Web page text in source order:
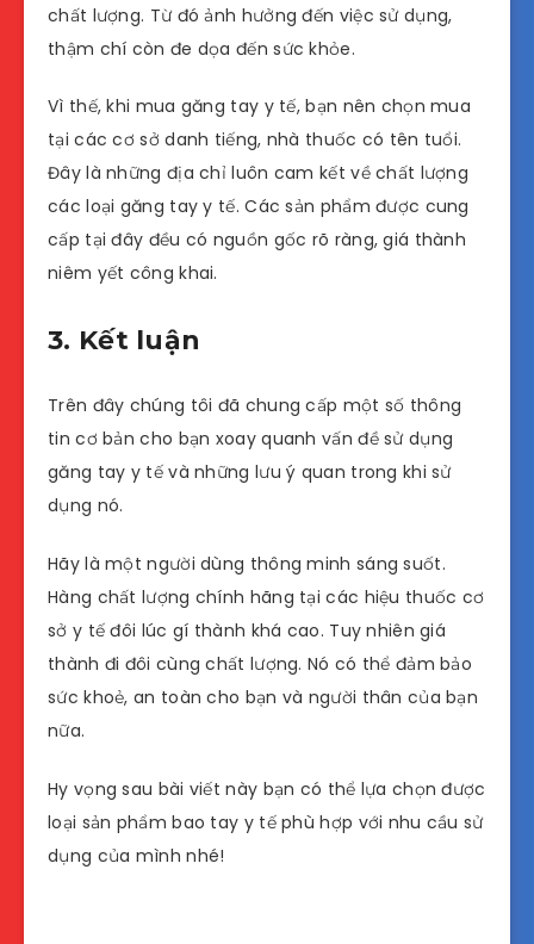
chất lượng. Từ đó ảnh hưởng đến việc sử dụng,
thậm chí còn đe dọa đến sức khỏe.
Vì thế, khi mua găng tay y tế, bạn nên chọn mua
tại các cơ sở danh tiếng, nhà thuốc có tên tuổi.
Đây là những địa chỉ luôn cam kết về chất lượng
các loại găng tay y tế. Các sản phẩm được cung
cấp tại đây đều có nguồn gốc rõ ràng, giá thành
niêm yết công khai.
3. Kết luận
Trên đây chúng tôi đã chung cấp một số thông
tin cơ bản cho bạn xoay quanh vấn đề sử dụng
găng tay y tế và những lưu ý quan trong khi sử
dụng nó.
Hãy là một người dùng thông minh sáng suốt.
Hàng chất lượng chính hãng tại các hiệu thuốc cơ
sở y tế đôi lúc gí thành khá cao. Tuy nhiên giá
thành đi đôi cùng chất lượng. Nó có thể đảm bảo
sức khoẻ, an toàn cho bạn và người thân của bạn
nữa.
Hy vọng sau bài viết này bạn có thể lựa chọn được
loại sản phẩm bao tay y tế phù hợp với nhu cầu sử
dụng của mình nhé!